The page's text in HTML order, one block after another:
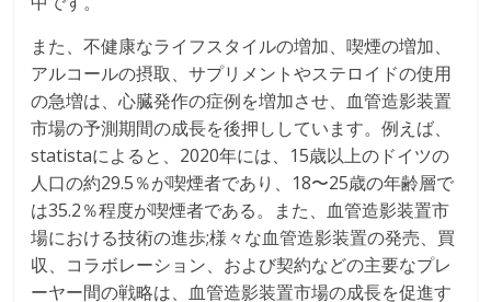
また、不健康なライフスタイルの増加、喫煙の増加、
アルコールの摂取、サプリメントやステロイドの使用
の急増は、心臓発作の症例を増加させ、血管造影装置
市場の予測期間の成長を後押ししています。例えば、
statistaによると、2020年には、15歳以上のドイツの
人口の約29.5％が喫煙者であり、18〜25歳の年齢層で
は35.2％程度が喫煙者である。また、血管造影装置市
場における技術の進歩;様々な血管造影装置の発売、買
収、コラボレーション、および契約などの主要なプレ
ーヤー間の戦略は、血管造影装置市場の成長を促進す